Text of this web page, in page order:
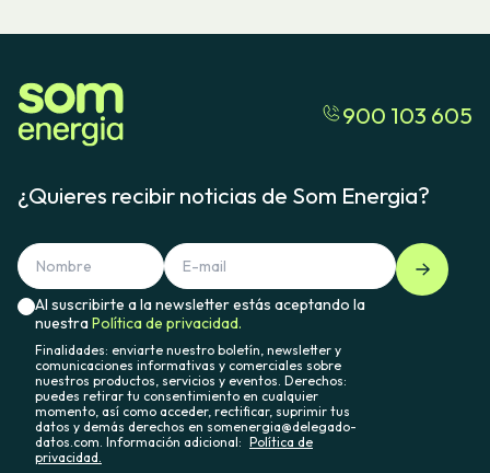
900 103 605
¿Quieres recibir noticias de Som Energia?
Al suscribirte a la newsletter estás aceptando la
nuestraPolítica de privacidad.
Finalidades: enviarte nuestro boletín, newsletter y
comunicaciones informativas y comerciales sobre
nuestros productos, servicios y eventos. Derechos:
puedes retirar tu consentimiento en cualquier
momento, así como acceder, rectificar, suprimir tus
datos y demás derechos en somenergia@delegado-
datos.com. Información adicional: Política de
privacidad.